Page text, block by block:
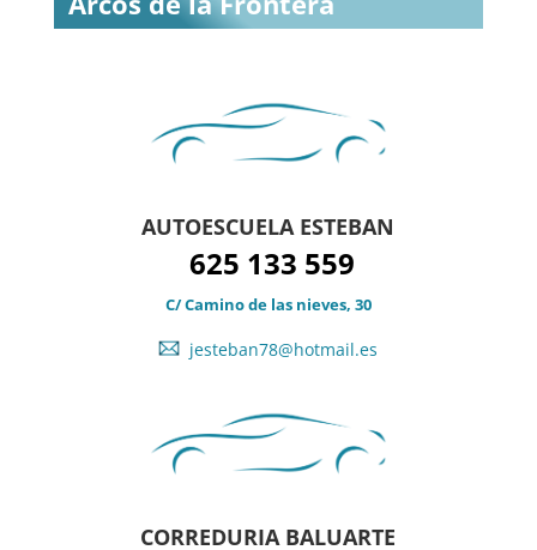
AUTOESCUELA ESTEBAN
625 133 559
C/ Camino de las nieves, 30
jesteban78@hotmail.es
CORREDURIA BALUARTE